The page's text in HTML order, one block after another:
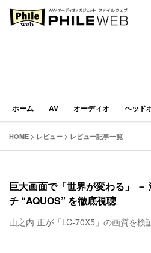
PHILE WEB｜AV/オーディオ/ガ
ホーム AV オーディオ ヘッド
HOME > レビュー > レビュー記事一覧
巨大画面で「世界が変わる」
チ “AQUOS” を徹底視聴
山之内 正が「LC-70X5」の画質を検